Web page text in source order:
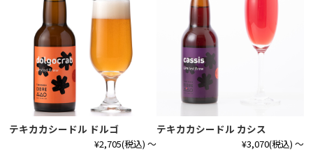
テキカカシードル ドルゴ
¥2,705(税込) ～
テキカカシードル カシス
¥3,070(税込) ～